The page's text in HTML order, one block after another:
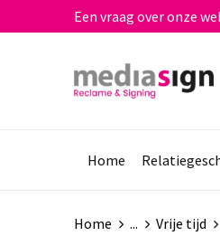
Een vraag over onze
Home
Home ... Vrije tijd